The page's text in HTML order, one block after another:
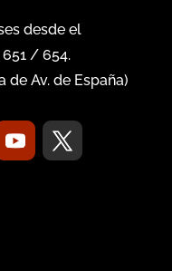
desde el
651/ 654.
Av. de España)